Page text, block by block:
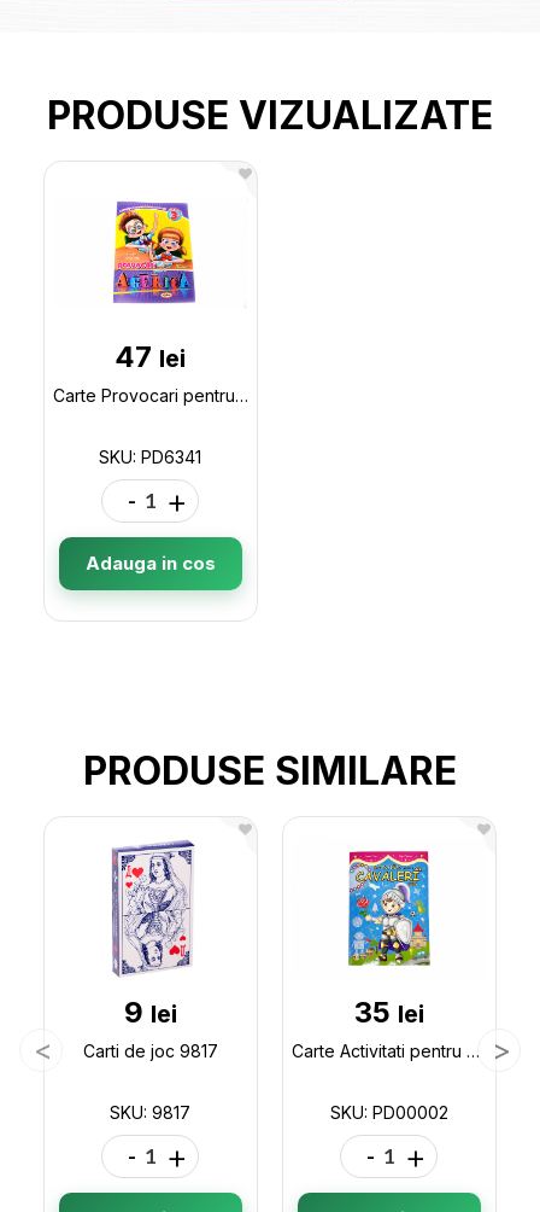
PRODUSE VIZUALIZATE
47 lei
Carte Provocari pentru Agerica cl.3 PD6341
SKU: PD6341
- +
Adauga in cos
PRODUSE SIMILARE
9 lei
Carti de joc 9817
SKU: 9817
- +
35 lei
Carte Activitati pentru cavaleri mici PD00002
SKU: PD00002
- +